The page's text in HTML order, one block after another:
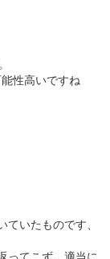
性高いですね
いたものです、
ってこず。適当に